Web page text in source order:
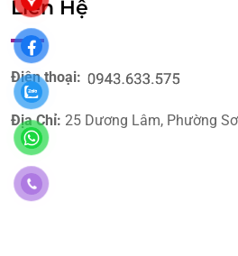
Liên Hệ
Điện thoại:
Địa Chỉ: 25 Dương Lâm, Phường